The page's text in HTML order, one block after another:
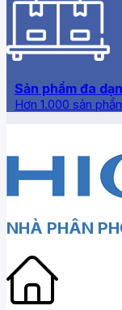
Sản phẩm đa
Hơn 1.000 sản
NHÀ PHÂN